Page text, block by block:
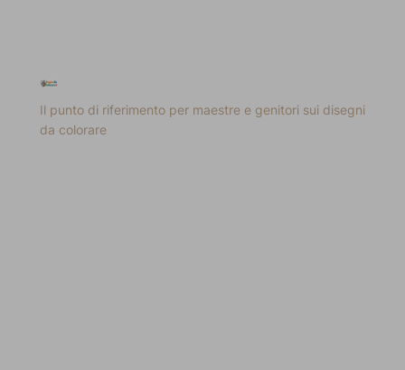
Il punto di riferimento per maestre e genitori sui disegni
da colorare